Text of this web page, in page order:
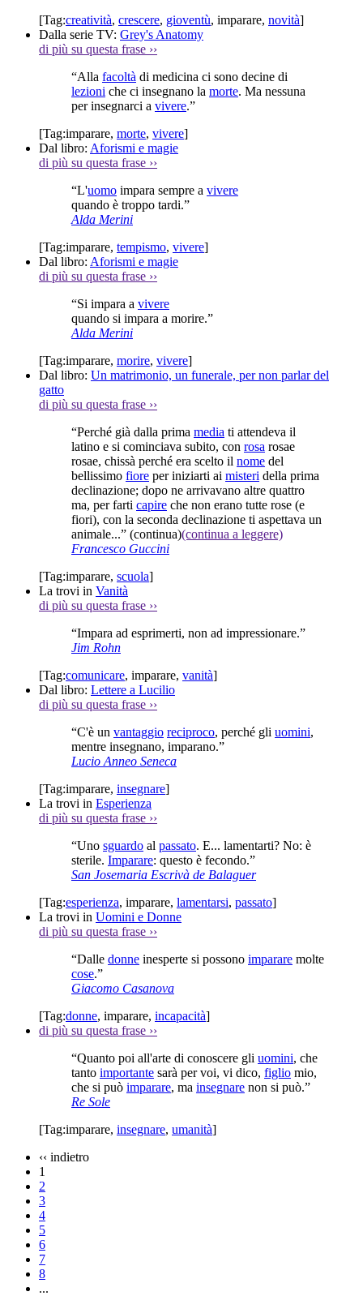
[Tag:creatività, crescere, gioventù, imparare, novità]
Dalla serie TV: Grey's Anatomy
di più su questa frase ››
“Alla facoltà di medicina ci sono decine di
lezioni che ci insegnano la morte. Ma nessuna
per insegnarci a vivere.”
[Tag:imparare, morte, vivere]
Dal libro: Aforismi e magie
di più su questa frase ››
“L'uomo impara sempre a vivere
quando è troppo tardi.”
Alda Merini
[Tag:imparare, tempismo, vivere]
Dal libro: Aforismi e magie
di più su questa frase ››
“Si impara a vivere
quando si impara a morire.”
Alda Merini
[Tag:imparare, morire, vivere]
Dal libro: Un matrimonio, un funerale, per non parlar del
gatto
di più su questa frase ››
“Perché già dalla prima media ti attendeva il
latino e si cominciava subito, con rosa rosae
rosae, chissà perché era scelto il nome del
bellissimo fiore per iniziarti ai misteri della prima
declinazione; dopo ne arrivavano altre quattro
ma, per farti capire che non erano tutte rose (e
fiori), con la seconda declinazione ti aspettava un
animale...” (continua)(continua a leggere)
Francesco Guccini
[Tag:imparare, scuola]
La trovi in Vanità
di più su questa frase ››
“Impara ad esprimerti, non ad impressionare.”
Jim Rohn
[Tag:comunicare, imparare, vanità]
Dal libro: Lettere a Lucilio
di più su questa frase ››
“C'è un vantaggio reciproco, perché gli uomini,
mentre insegnano, imparano.”
Lucio Anneo Seneca
[Tag:imparare, insegnare]
La trovi in Esperienza
di più su questa frase ››
“Uno sguardo al passato. E... lamentarti? No: è
sterile. Imparare: questo è fecondo.”
San Josemaria Escrivà de Balaguer
[Tag:esperienza, imparare, lamentarsi, passato]
La trovi in Uomini e Donne
di più su questa frase ››
“Dalle donne inesperte si possono imparare molte
cose.”
Giacomo Casanova
[Tag:donne, imparare, incapacità]
di più su questa frase ››
“Quanto poi all'arte di conoscere gli uomini, che
tanto importante sarà per voi, vi dico, figlio mio,
che si può imparare, ma insegnare non si può.”
Re Sole
[Tag:imparare, insegnare, umanità]
‹‹ indietro
1
2
3
4
5
6
7
8
...